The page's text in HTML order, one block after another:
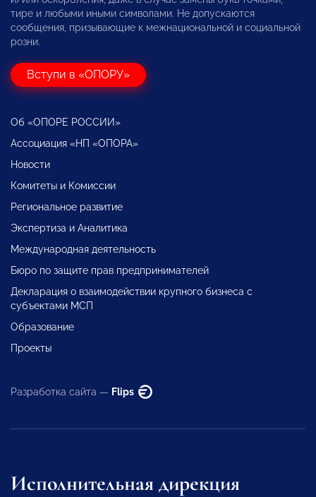
тире и любыми иными символами. Не допускаются
сообщения, призывающие к межнациональной и социальной
розни.
Вступи в «ОПОРУ»
Об «ОПОРЕ РОССИИ»
Ассоциация «НП «ОПОРА»
Новости
Комитеты и Комиссии
Региональное развитие
Экспертиза и Аналитика
Международная деятельность
Бюро по защите прав предпринимателей
Декларация о взаимодействии крупного бизнеса с
субъектами МСП
Образование
Проекты
Разработка сайта — Flips
Исполнительная дирекция